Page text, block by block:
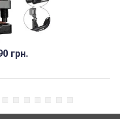
грн.